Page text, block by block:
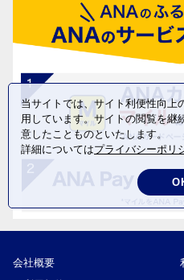
会社概要
当サイトでは、サイト利便性向上
用しています。サイトの閲覧を継
意したことものといたします。
詳細についてはプライバシーポリ